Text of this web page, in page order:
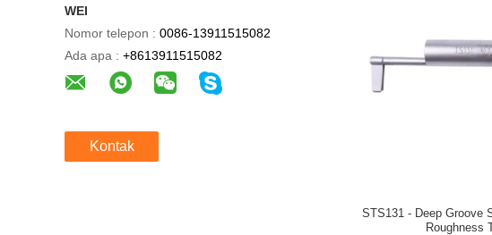
WEI
Nomor telepon : 0086-13911515082
Ada apa : +8613911515082
Kontak
STS131 - Deep Groove
Roughness